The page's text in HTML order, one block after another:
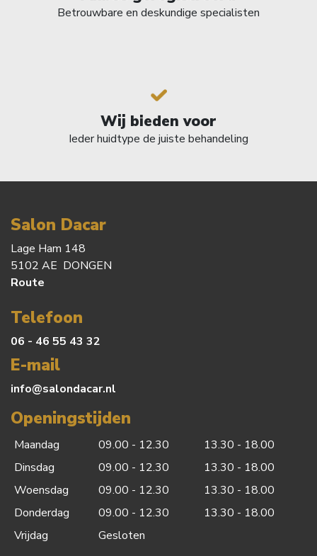
Betrouwbare en deskundige specialisten
Wij bieden voor
Ieder huidtype de juiste behandeling
Salon Dacar
Lage Ham 148
5102 AE DONGEN
Route
Telefoon
06 - 46 55 43 32
E-mail
info@salondacar.nl
Openingstijden
Maandag 09.00 - 12.30
13.30 - 18.00
Dinsdag
09.00 - 12.30
13.30 - 18.00
Woensdag
09.00 - 12.30
13.30 - 18.00
Donderdag
09.00 - 12.30
13.30 - 18.00
Vrijdag
Gesloten